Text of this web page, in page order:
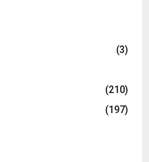
(3)
(210)
(197)